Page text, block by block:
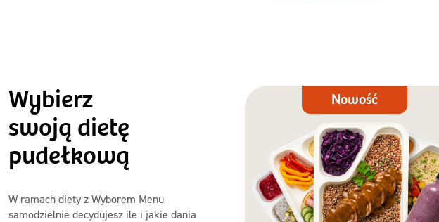
Wybierz
swoją dietę
pudełkową
W ramach diety z Wyborem Menu
samodzielnie decydujesz ile i jakie dania
Dieta
Nowość